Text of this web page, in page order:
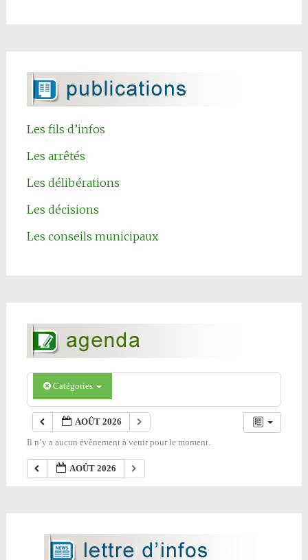
Les fils d’infos
Les arrêtés
Les délibérations
Les décisions
Les conseils municipaux
Catégories
AOÛT 2026
Il n’y a aucun évènement à venir pour le moment.
AOÛT 2026